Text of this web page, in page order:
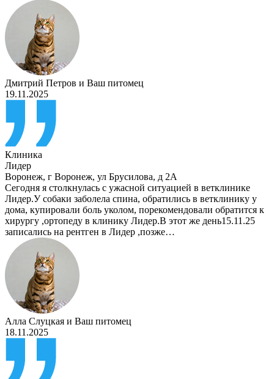
Дмитрий Петров и Ваш питомец
19.11.2025
Клиника
Лидер
Воронеж, г Воронеж, ул Брусилова, д 2А
Сегодня я столкнулась с ужасной ситуацией в ветклинике
Лидер.У собаки заболела спина, обратились в ветклинику у
дома, купировали боль уколом, порекомендовали обратится к
хирургу ,ортопеду в клинику Лидер.В этот же день15.11.25
записались на рентген в Лидер ,позже…
Алла Слуцкая и Ваш питомец
18.11.2025